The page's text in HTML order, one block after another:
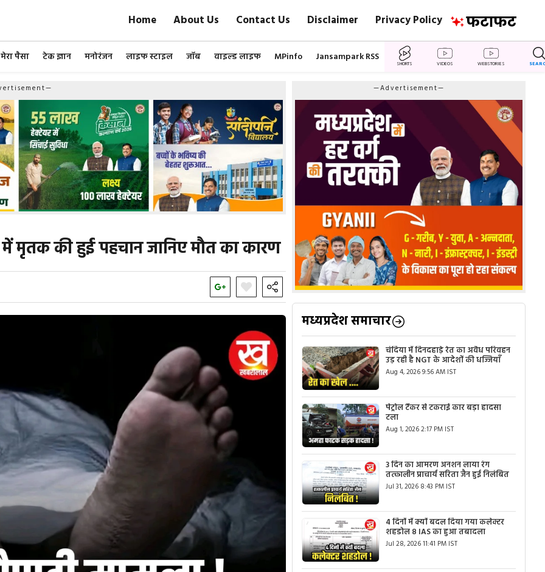
Home About Us Contact Us Disclaimer Privacy Policy
मेरा पैसा टेक ज्ञान मनोरंजन लाइफ स्टाइल जॉब वाइल्ड लाइफ MPinfo Jansampark RSS
SHORTS VIDEOS WEBSTORIES
मृतक की हुई पहचान जानिए मौत का कारण
—Advertisement—
मध्यप्रदेश समाचार
चंदिया में दिनदहाड़े रेत का अवैध परिवहन
उड़ रही है NGT के आदेशों की धज्जियाँ
Aug 4, 2026 9:56 AM IST
पेट्रोल टैंकर से टकराई कार बड़ा हादसा
टला
Aug 1, 2026 2:17 PM IST
3 दिन का आमरण अनशन लाया रंग
तत्कालीन प्राचार्य सरिता जैन हुई निलंबित
Jul 31, 2026 8:43 PM IST
4 दिनों में क्यों बदल दिया गया कलेक्टर
शहडोल 8 IAS का हुआ तबादला
Jul 28, 2026 11:41 PM IST